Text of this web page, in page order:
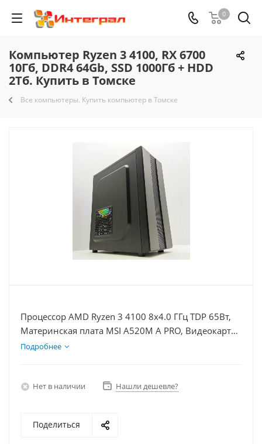
0
Компьютер Ryzen 3 4100, RX 6700
10Гб, DDR4 64Gb, SSD 1000Гб + HDD
2Тб. Купить в Томске
Все компьютеры. Купить компьютер в Томске
Процессор AMD Ryzen 3 4100 8x4.0 ГГц TDP 65Вт,
Материнская плата MSI A520M A PRO, Видеокарта
RX 6700 10Гб, Память DDR4 64Gb, Диски SSD
Подробнее
Нет в наличии Нашли дешевле?
Поделиться